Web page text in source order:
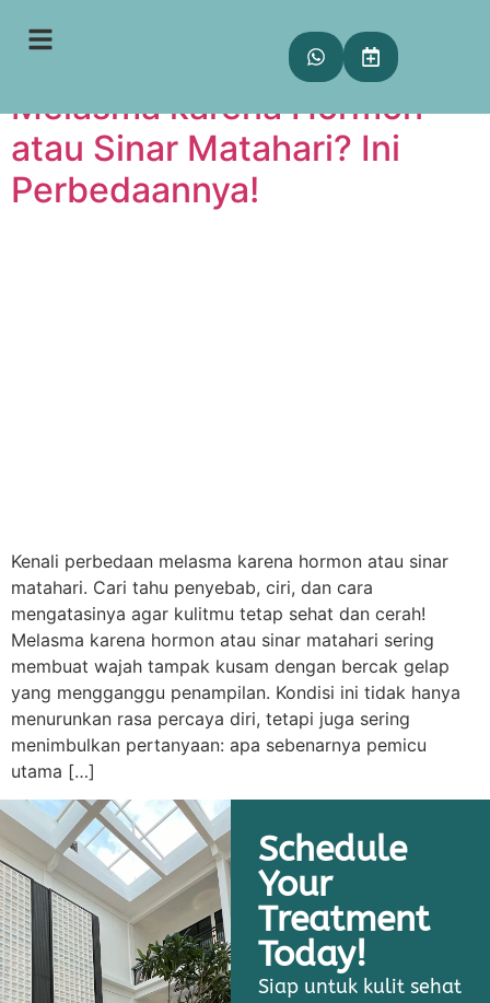
Tag: UV exposure
Melasma karena Hormon
atau Sinar Matahari? Ini
Perbedaannya!
Kenali perbedaan melasma karena hormon atau sinar
matahari. Cari tahu penyebab, ciri, dan cara
mengatasinya agar kulitmu tetap sehat dan cerah!
Melasma karena hormon atau sinar matahari sering
membuat wajah tampak kusam dengan bercak gelap
yang mengganggu penampilan. Kondisi ini tidak hanya
menurunkan rasa percaya diri, tetapi juga sering
menimbulkan pertanyaan: apa sebenarnya pemicu
utama […]
Schedule
Your
Treatment
Today!
Siap untuk kulit sehat